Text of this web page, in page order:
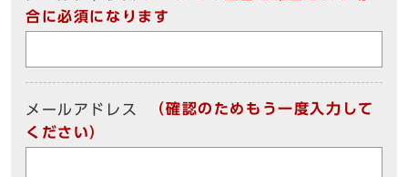
合に必須になります
メールアドレス
（確認のためもう一度入力して
ください）